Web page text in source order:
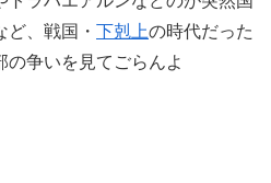
ど、戦国・ 下剋上の時代だった
の争いを見てごらんよ